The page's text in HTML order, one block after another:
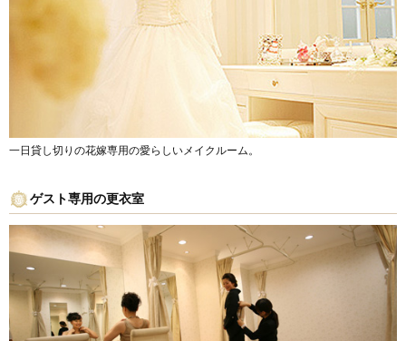
一日貸し切りの花嫁専用の愛らしいメイクルーム。
ゲスト専用の更衣室